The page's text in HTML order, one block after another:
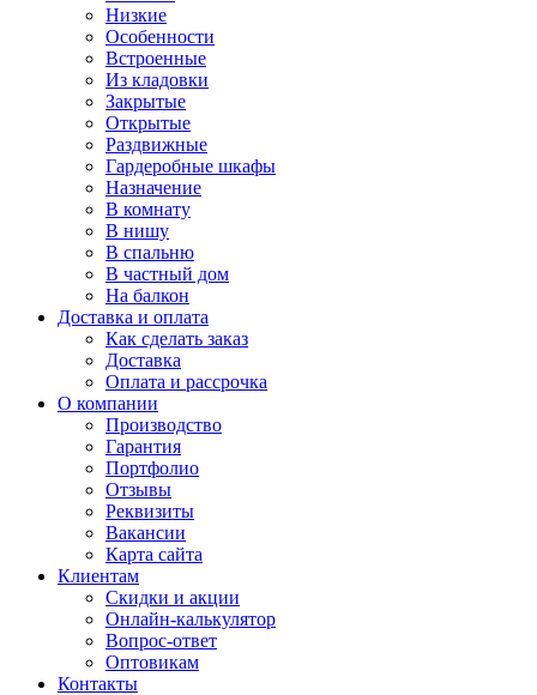
Низкие
Особенности
Встроенные
Из кладовки
Закрытые
Открытые
Раздвижные
Гардеробные шкафы
Назначение
В комнату
В нишу
В спальню
В частный дом
На балкон
Доставка и оплата
Как сделать заказ
Доставка
Оплата и рассрочка
О компании
Производство
Гарантия
Портфолио
Отзывы
Реквизиты
Вакансии
Карта сайта
Клиентам
Скидки и акции
Онлайн-калькулятор
Вопрос-ответ
Оптовикам
Контакты